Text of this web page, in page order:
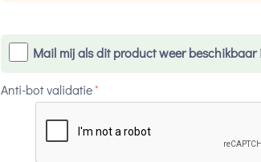
Mail mij als dit product weer beschikbaar
Anti-bot validatie